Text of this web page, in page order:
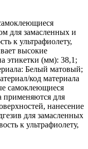
для замасленных и
к ультрафиолету,
высокие
этикетки (мм): 38,1;
Белый матовый;
код материала
самоклеющиеся
применяются для
нанесение
для замасленных
к ультрафиолету,